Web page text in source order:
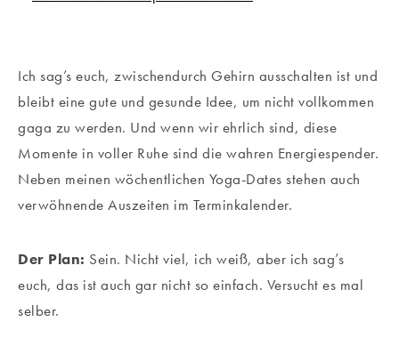
Ich sag’s euch, zwischendurch Gehirn ausschalten ist und
bleibt eine gute und gesunde Idee, um nicht vollkommen
gaga zu werden. Und wenn wir ehrlich sind, diese
Momente in voller Ruhe sind die wahren Energiespender.
Neben meinen wöchentlichen Yoga-Dates stehen auch
verwöhnende Auszeiten im Terminkalender.
Der Plan: Sein. Nicht viel, ich weiß, aber ich sag’s
euch, das ist auch gar nicht so einfach. Versucht es mal
selber.